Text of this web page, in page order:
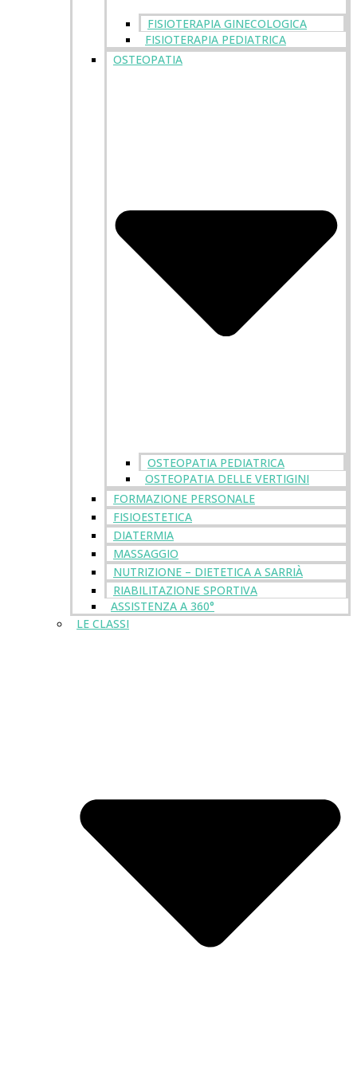
FISIOTERAPIA GINECOLOGICA
FISIOTERAPIA PEDIATRICA
OSTEOPATIA
OSTEOPATIA PEDIATRICA
OSTEOPATIA DELLE VERTIGINI
FORMAZIONE PERSONALE
FISIOESTETICA
DIATERMIA
MASSAGGIO
NUTRIZIONE – DIETETICA A SARRIÀ
RIABILITAZIONE SPORTIVA
ASSISTENZA A 360°
LE CLASSI